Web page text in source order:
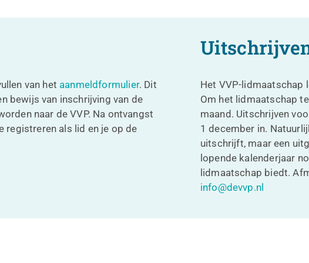
van het aanmeldformulier. Dit
bewijs van inschrijving van de
naar de VVP. Na ontvangst
registreren als lid en je op de
Het VVP-lidmaatschap
Om het lidmaatschap
maand. Uitschrijven
1 december in.
uitschrijft, maar een
lopende kalenderjaar
lidmaatschap biedt.
info@devvp.nl